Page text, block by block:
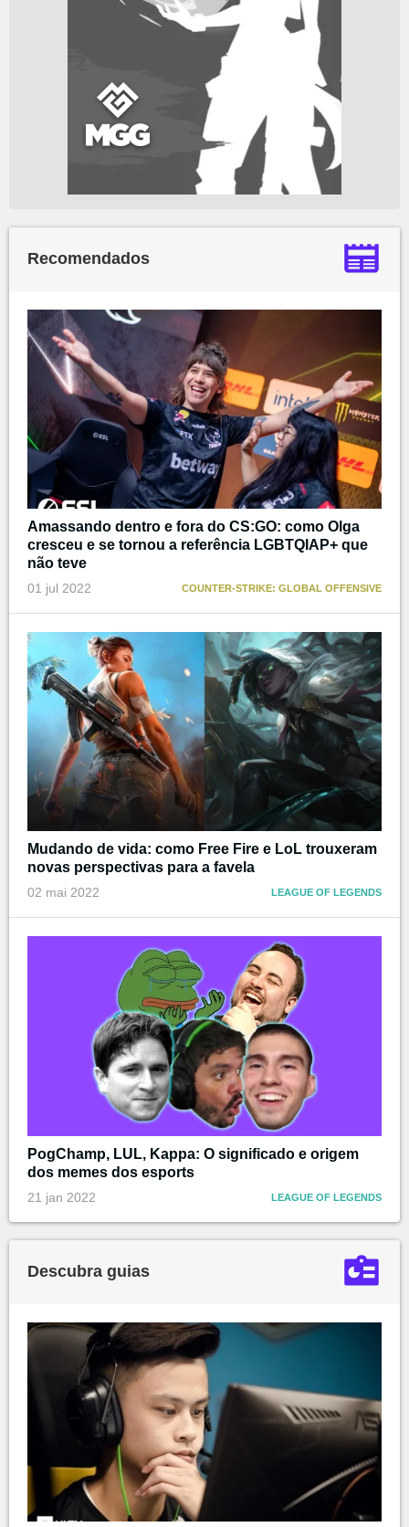
Recomendados
Amassando dentro e fora do CS:GO: como Olga
cresceu e se tornou a referência LGBTQIAP+ que
não teve
01 jul 2022 COUNTER-STRIKE: GLOBAL OFFENSIVE
Mudando de vida: como Free Fire e LoL trouxeram
novas perspectivas para a favela
02 mai 2022 LEAGUE OF LEGENDS
PogChamp, LUL, Kappa: O significado e origem
dos memes dos esports
21 jan 2022 LEAGUE OF LEGENDS
Descubra guias